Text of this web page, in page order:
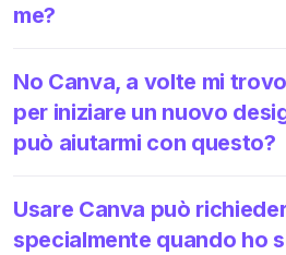
me?
No Canva, a volte mi
per iniziare un nuovo
può aiutarmi con questo?
Usare Canva può
specialmente quando ho